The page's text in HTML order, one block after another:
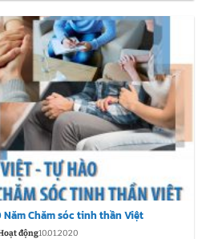
Năm Chăm sóc tinh thần Việt
động10.01.2020